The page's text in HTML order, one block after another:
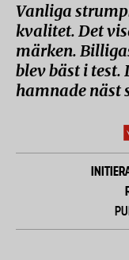
Vanliga
kvalitet. Det
märken.
blev bäst i
hamnade näst